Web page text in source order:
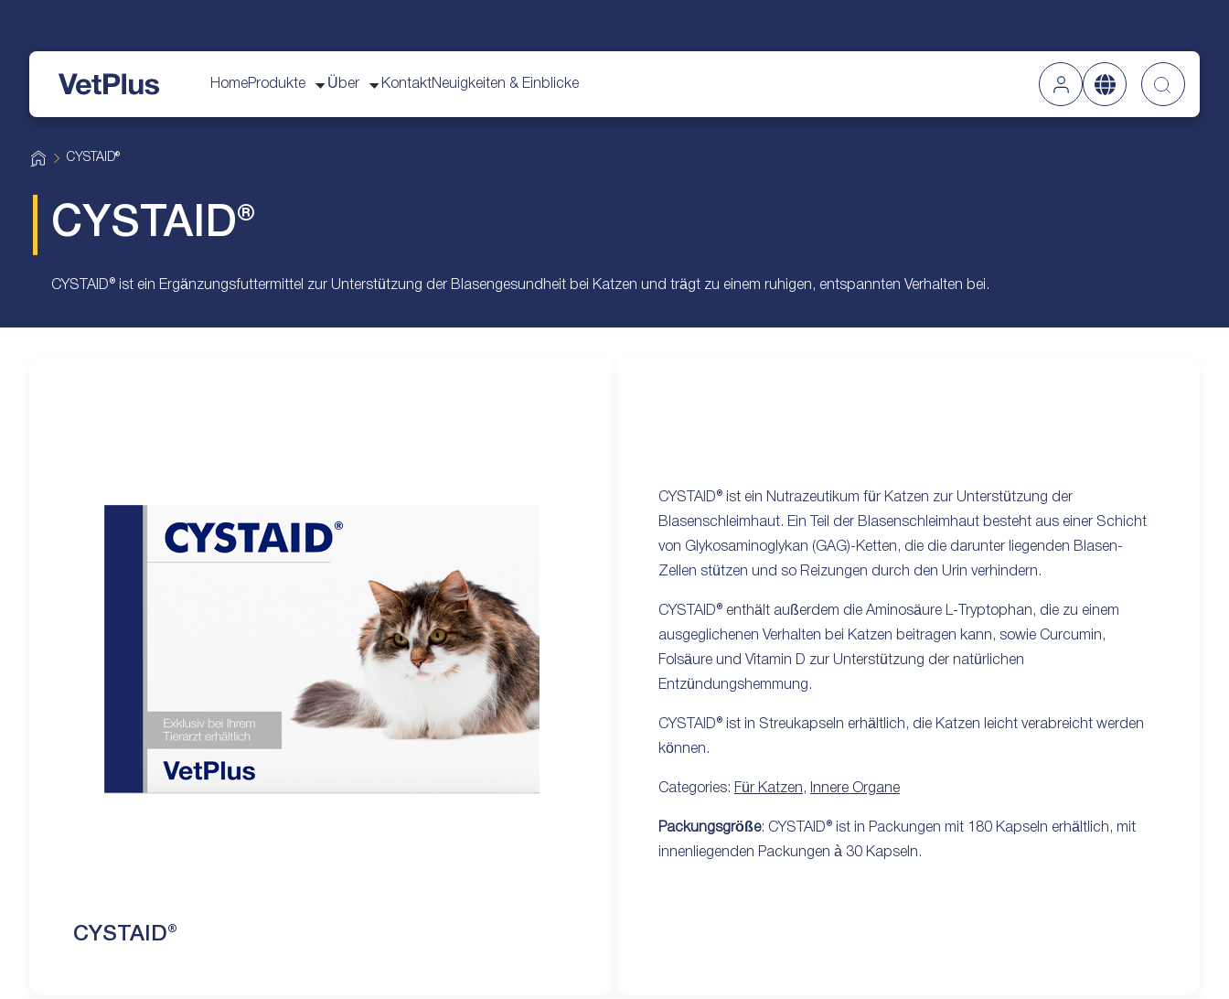
HomeProdukte Über Kontakt Neuigkeiten & Einblicke
H
o
e
CYSTAID®
CYSTAID®
CYSTAID® ist ein Ergänzungsfuttermittel zur Unterstützung der Blasengesundheit bei Katzen und trägt zu einem ruhigen, entspannten Verhalten bei.
CYSTAID®
CYSTAID® ist ein Nutrazeutikum für Katzen zur Unterstützung der
Blasenschleimhaut. Ein Teil der Blasenschleimhaut besteht aus einer Schicht
von Glykosaminoglykan (GAG)-Ketten, die die darunter liegenden Blasen-
Zellen stützen und so Reizungen durch den Urin verhindern.
CYSTAID® enthält außerdem die Aminosäure L-Tryptophan, die zu einem
ausgeglichenen Verhalten bei Katzen beitragen kann, sowie Curcumin,
Folsäure und Vitamin D zur Unterstützung der natürlichen
Entzündungshemmung.
CYSTAID® ist in Streukapseln erhältlich, die Katzen leicht verabreicht werden
können.
Categories: Für Katzen , Innere Organe
Packungsgröße: CYSTAID® ist in Packungen mit 180 Kapseln erhältlich, mit
innenliegenden Packungen à 30 Kapseln.